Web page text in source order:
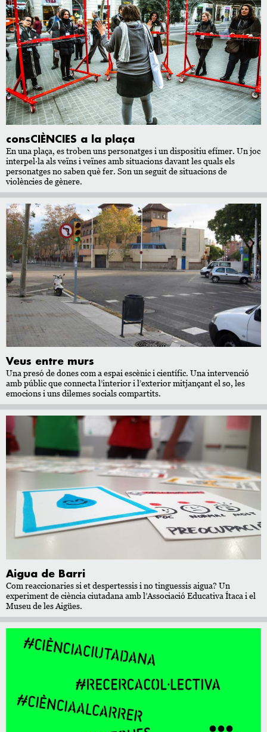
consCIÈNCIES a la plaça
En una plaça, es troben uns personatges i un dispositiu efímer. Un joc
interpel·la als veïns i veïnes amb situacions davant les quals els
personatges no saben què fer. Son un seguit de situacions de
violències de gènere.
Veus entre murs
Una presó de dones com a espai escènic i científic. Una intervenció
amb públic que connecta l’interior i l’exterior mitjançant el so, les
emocions i uns dilemes socials compartits.
Aigua de Barri
Com reaccionaries si et despertessis i no tinguessis aigua? Un
experiment de ciència ciutadana amb l’Associació Educativa Ítaca i el
Museu de les Aigües.